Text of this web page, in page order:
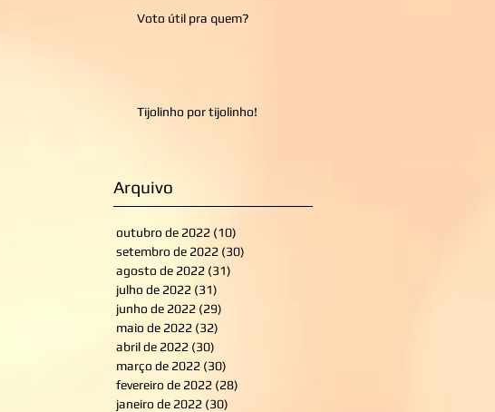
Voto útil pra quem?
Tijolinho por tijolinho!
Arquivo
outubro de 2022 (10)
setembro de 2022 (30)
agosto de 2022 (31)
julho de 2022 (31)
junho de 2022 (29)
maio de 2022 (32)
abril de 2022 (30)
março de 2022 (30)
fevereiro de 2022 (28)
janeiro de 2022 (30)